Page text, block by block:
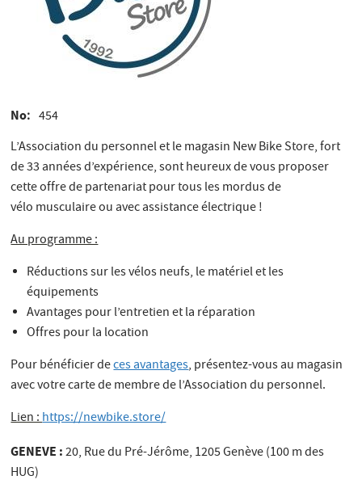
No
454
L’Association du personnel et le magasin New Bike Store, fort
de 33 années d’expérience, sont heureux de vous proposer
cette offre de partenariat pour tous les mordus de
vélo musculaire ou avec assistance électrique !
Au programme :
Réductions sur les vélos neufs, le matériel et les
équipements
Avantages pour l’entretien et la réparation
Offres pour la location
Pour bénéficier deces avantages, présentez-vous au magasin
avec votre carte de membre de l’Association du personnel.
Lien :https://newbike.store/
GENEVE :20, Rue du Pré-Jérôme, 1205 Genève (100 m des
HUG)